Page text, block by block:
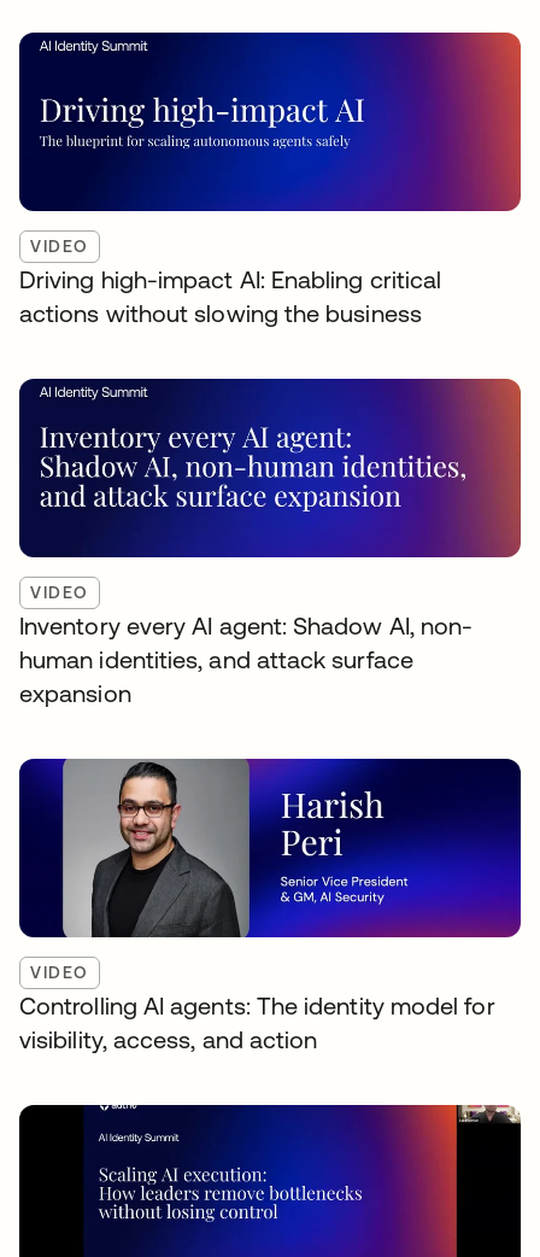
VIDEO
Driving high-impact AI: Enabling critical
actions without slowing the business
VIDEO
Inventory every AI agent: Shadow AI, non-
human identities, and attack surface
expansion
VIDEO
Controlling AI agents: The identity model for
visibility, access, and action